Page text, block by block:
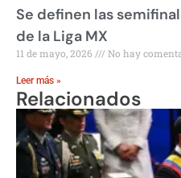
Se definen las
de la Liga MX
11 de mayo, 2026 No hay
Leer más »
Relacionados